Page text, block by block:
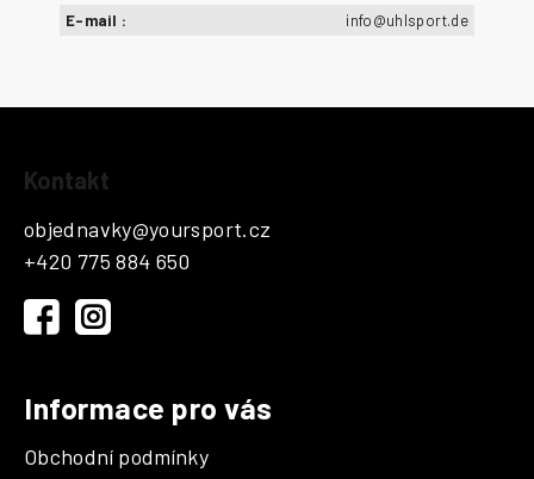
E-mail : info@uhlsport.de
Kontakt
objednavky@yoursport.cz
+420 775 884 650
Informace pro vás
Obchodní podmínky